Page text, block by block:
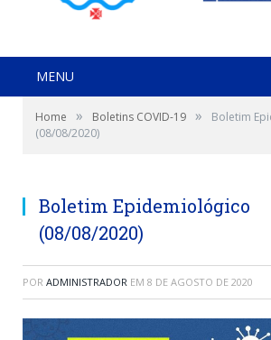
MENU
Home » Boletins COVID-19 »
Boletim
(08/08/2020)
Boletim Epidemiológico
(08/08/2020)
POR ADMINISTRADOR EM 8 DE AGOSTO DE 2020